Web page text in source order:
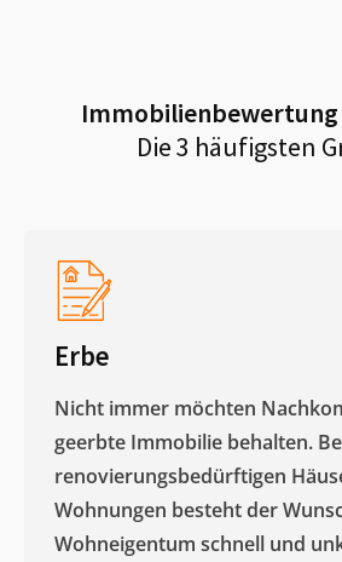
Immobilienbewertung
Die 3 häufigsten
Erbe
Nicht immer möchten
geerbte Immobilie behalten.
renovierungsbedürftigen
Wohnungen besteht der
Wohneigentum schnell und